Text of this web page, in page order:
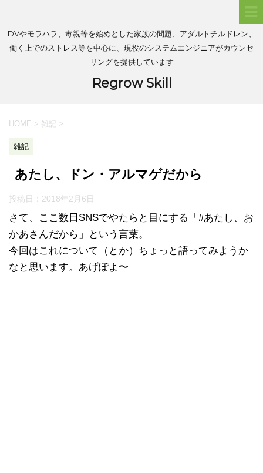
DVやモラハラ、毒親等を始めとした家族の問題、アダルトチルドレン、
働く上でのストレス等を中心に、現役のシステムエンジニアがカウンセ
リングを提供しています
Regrow Skill
HOME > 雑記 >
雑記
あたし、ドン・アルマゲだから
投稿日： 2018年2月6日
さて、ここ数日SNSでやたらと目にする「#あたし、お
かあさんだから」という言葉。
今回はこれについて（とか）ちょっと語ってみようか
なと思います。あげぽよ〜